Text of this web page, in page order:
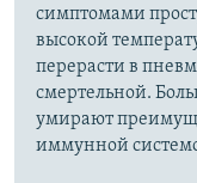
симптомами
высокой
перерасти в
смертельной.
умирают
иммунной